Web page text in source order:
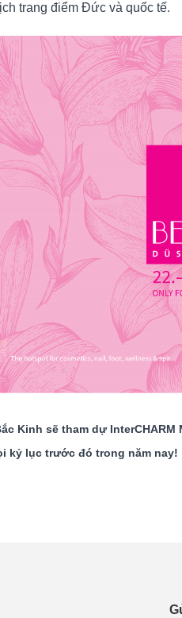
trang điểm Đức và quốc tế.
Kinh sẽ tham dự
kỷ lục trước đó trong năm nay!